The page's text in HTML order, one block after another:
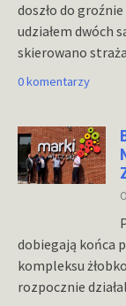
doszło do
udziałem dwóch
skierowano
0 komentarzy
dobiegają końca
kompleksu
rozpocznie